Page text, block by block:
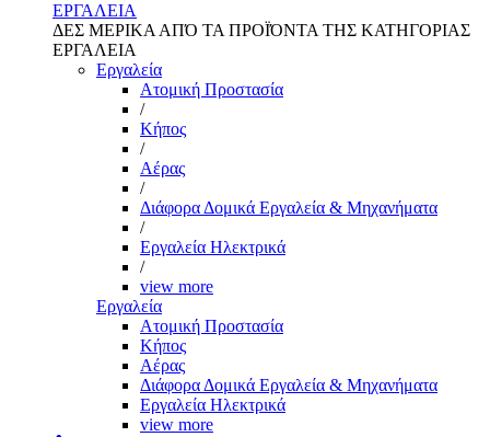
ΕΡΓΑΛΕΙΑ
ΔΕΣ ΜΕΡΙΚΑ ΑΠΌ ΤΑ ΠΡΟΪΌΝΤΑ ΤΗΣ ΚΑΤΗΓΟΡΙΑΣ
ΕΡΓΑΛΕΙΑ
Εργαλεία
Aτομική Προστασία
/
Kήπος
/
Αέρας
/
Διάφορα Δομικά Εργαλεία & Μηχανήματα
/
Εργαλεία Ηλεκτρικά
/
view more
Εργαλεία
Aτομική Προστασία
Kήπος
Αέρας
Διάφορα Δομικά Εργαλεία & Μηχανήματα
Εργαλεία Ηλεκτρικά
view more